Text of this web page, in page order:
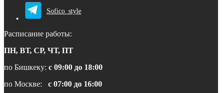
Sofico_style
Расписание работы:
ПН, ВТ, СР, ЧТ, ПТ
по Бишкеку: с 09:00 до 18:00
по Москве: с 07:00 до 16:00